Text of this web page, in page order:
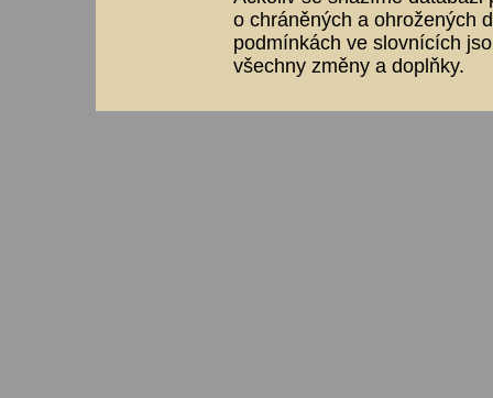
o chráněných a ohrožených
podmínkách ve slovnících
všechny změny a doplňky.